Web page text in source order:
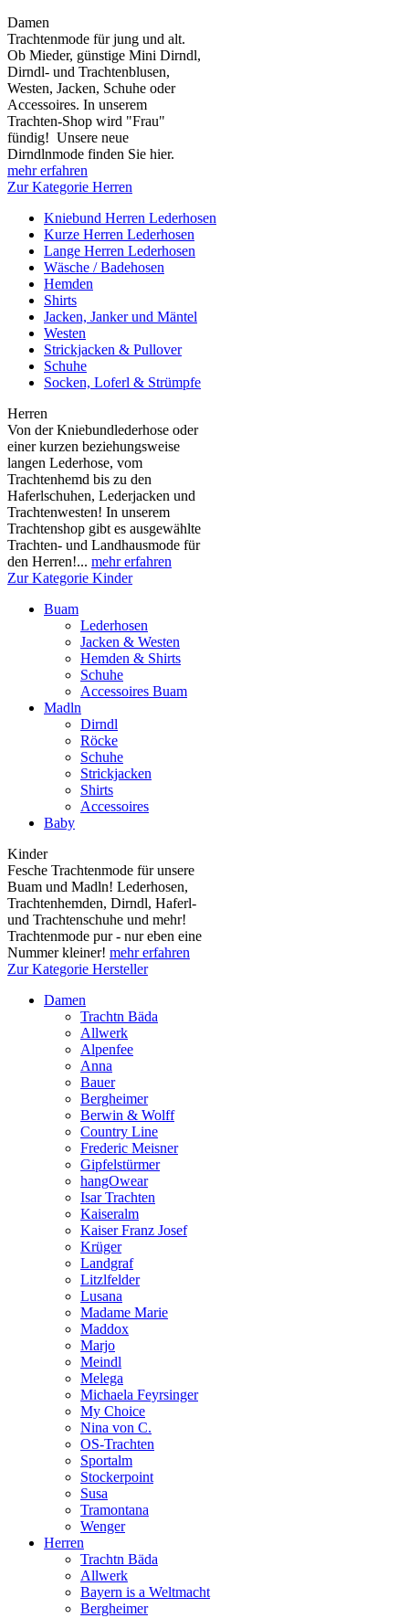
Damen
Trachtenmode für jung und alt.
Ob Mieder, günstige Mini Dirndl,
Dirndl- und Trachtenblusen,
Westen, Jacken, Schuhe oder
Accessoires. In unserem
Trachten-Shop wird "Frau"
fündig! Unsere neue
Dirndlnmode finden Sie hier.
mehr erfahren
Zur Kategorie Herren
Kniebund Herren Lederhosen
Kurze Herren Lederhosen
Lange Herren Lederhosen
Wäsche / Badehosen
Hemden
Shirts
Jacken, Janker und Mäntel
Westen
Strickjacken & Pullover
Schuhe
Socken, Loferl & Strümpfe
Herren
Von der Kniebundlederhose oder
einer kurzen beziehungsweise
langen Lederhose, vom
Trachtenhemd bis zu den
Haferlschuhen, Lederjacken und
Trachtenwesten! In unserem
Trachtenshop gibt es ausgewählte
Trachten- und Landhausmode für
den Herren!... mehr erfahren
Zur Kategorie Kinder
Buam
Lederhosen
Jacken & Westen
Hemden & Shirts
Schuhe
Accessoires Buam
Madln
Dirndl
Röcke
Schuhe
Strickjacken
Shirts
Accessoires
Baby
Kinder
Fesche Trachtenmode für unsere
Buam und Madln! Lederhosen,
Trachtenhemden, Dirndl, Haferl-
und Trachtenschuhe und mehr!
Trachtenmode pur - nur eben eine
Nummer kleiner! mehr erfahren
Zur Kategorie Hersteller
Damen
Trachtn Bäda
Allwerk
Alpenfee
Anna
Bauer
Bergheimer
Berwin & Wolff
Country Line
Frederic Meisner
Gipfelstürmer
hangOwear
Isar Trachten
Kaiseralm
Kaiser Franz Josef
Krüger
Landgraf
Litzlfelder
Lusana
Madame Marie
Maddox
Marjo
Meindl
Melega
Michaela Feyrsinger
My Choice
Nina von C.
OS-Trachten
Sportalm
Stockerpoint
Susa
Tramontana
Wenger
Herren
Trachtn Bäda
Allwerk
Bayern is a Weltmacht
Bergheimer